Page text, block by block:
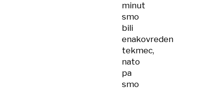
minut
smo
bili
enakovreden
tekmec,
nato
pa
smo